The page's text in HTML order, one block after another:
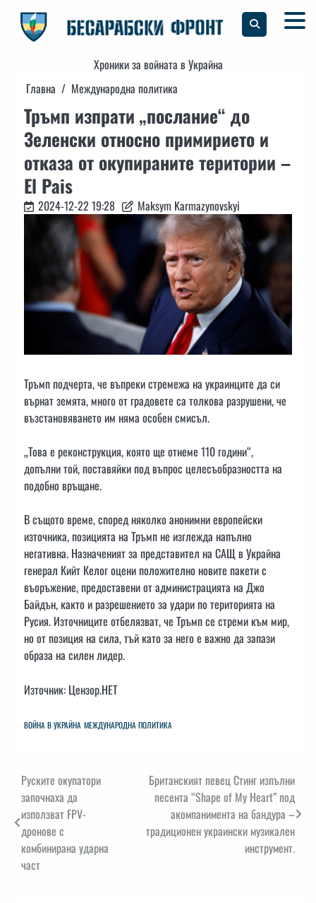
content
Хроники за войната в Украйна
Главна
Международна политика
Тръмп изпрати „послание“ до
Зеленски относно примирието и
отказа от окупираните територии –
El Pais
2024-12-22 19:28 Maksym Karmazynovskyi
Тръмп подчерта, че въпреки стремежа на украинците да си
върнат земята, много от градовете са толкова разрушени, че
възстановяването им няма особен смисъл.
„Това е реконструкция, която ще отнеме 110 години“,
допълни той, поставяйки под въпрос целесъобразността на
подобно връщане.
В същото време, според няколко анонимни европейски
източника, позицията на Тръмп не изглежда напълно
негативна. Назначеният за представител на САЩ в Украйна
генерал Кийт Келог оцени положително новите пакети с
въоръжение, предоставени от администрацията на Джо
Байдън, както и разрешението за удари по територията на
Русия. Източниците отбелязват, че Тръмп се стреми към мир,
но от позиция на сила, тъй като за него е важно да запази
образа на силен лидер.
Източник: Цензор.НЕТ
ВОЙНА В УКРАЙНА МЕЖДУНАРОДНА ПОЛИТИКА
Навигация
Руските окупатори
започнаха да
използват FPV-
дронове с
комбинирана ударна
част
Британският певец Стинг изпълни
песента “Shape of My Heart” под
акомпанимента на бандура –
традиционен украински музикален
инструмент.